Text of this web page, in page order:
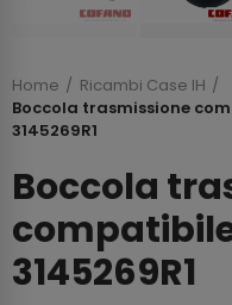
Home
Ricambi Case IH
Boccola trasmissione
3145269R1
Boccola
3145269R1